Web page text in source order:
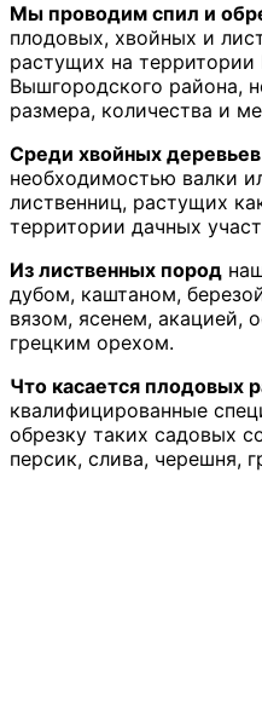
Мы проводим спил и
плодовых, хвойных и
растущих на
Вышгородского района,
размера, количества и
Среди хвойных деревьев
необходимостью валки
лиственниц, растущих
территории дачных
Из лиственных пород
дубом, каштаном,
вязом, ясенем, акацией,
грецким орехом.
Что касается плодовых
квалифицированные
обрезку таких садовых
персик, слива, черешня,